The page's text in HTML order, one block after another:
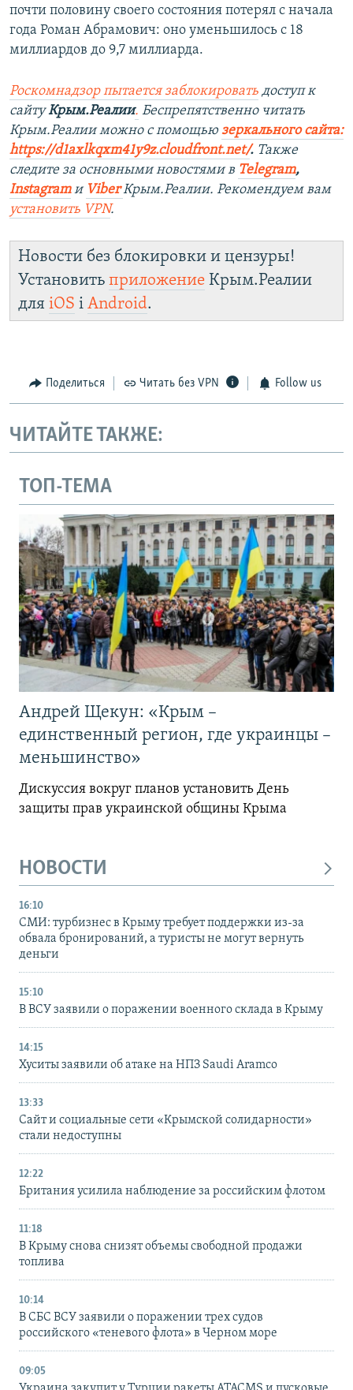
почти половину своего состояния потерял с начала
года Роман Абрамович: оно уменьшилось с 18
миллиардов до 9,7 миллиарда.
Роскомнадзор пытается заблокировать доступ к
сайтуКрым.Реалии. Беспрепятственно читать
Крым.Реалии можно с помощью зеркального сайта:
https://d1axlkqxm41y9z.cloudfront.net/. ​ Также
следите за основными новостями в Telegram,
Instagram и ViberКрым.Реалии. Рекомендуем вам
установить VPN.
Новости без блокировки и цензуры!
Установить приложение Крым.Реалии
для iOS і Android.
Поделиться Читать без VPN Follow us
ЧИТАЙТЕ ТАКЖЕ:
ТОП-ТЕМА
Андрей Щекун: «Крым –
единственный регион, где украинцы –
меньшинство»
Дискуссия вокруг планов установить День
защиты прав украинской общины Крыма
НОВОСТИ
16:10
СМИ: турбизнес в Крыму требует поддержки из-за
обвала бронирований, а туристы не могут вернуть
деньги
15:10
В ВСУ заявили о поражении военного склада в Крыму
14:15
Хуситы заявили об атаке на НПЗ Saudi Aramco
13:33
Сайт и социальные сети «Крымской солидарности»
стали недоступны
12:22
Британия усилила наблюдение за российским флотом
11:18
В Крыму снова снизят объемы свободной продажи
топлива
10:14
В СБС ВСУ заявили о поражении трех судов
российского «теневого флота» в Черном море
09:05